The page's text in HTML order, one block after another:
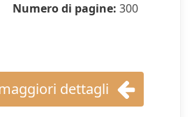
Numero di pagine: 300
dettagli